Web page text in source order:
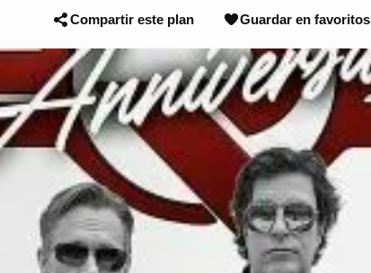
Compartir este plan Guardar en favoritos